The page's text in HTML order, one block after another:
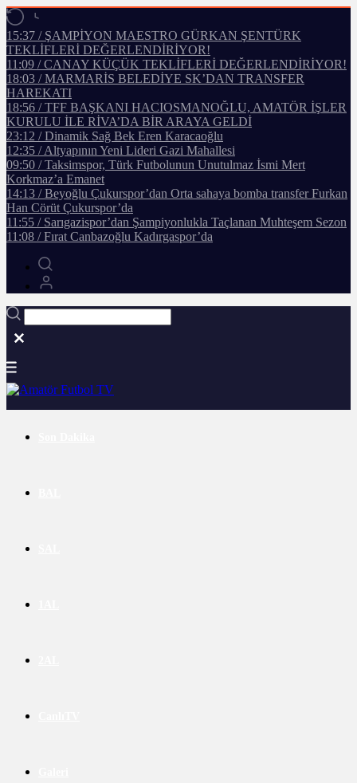
15:37 / ŞAMPİYON MAESTRO GÜRKAN ŞENTÜRK
TEKLİFLERİ DEĞERLENDİRİYOR!
11:09 / CANAY KÜÇÜK TEKLİFLERİ DEĞERLENDİRİYOR!
18:03 / MARMARİS BELEDİYE SK’DAN TRANSFER
HAREKATI
18:56 / TFF BAŞKANI HACIOSMANOĞLU, AMATÖR İŞLER
KURULU İLE RİVA’DA BİR ARAYA GELDİ
23:12 / Dinamik Sağ Bek Eren Karacaoğlu
12:35 / Altyapının Yeni Lideri Gazi Mahallesi
09:50 / Taksimspor, Türk Futbolunun Unutulmaz İsmi Mert
Korkmaz’a Emanet
14:13 / Beyoğlu Çukurspor’dan Orta sahaya bomba transfer Furkan
Han Cörüt Çukurspor’da
11:55 / Sarıgazispor’dan Şampiyonlukla Taçlanan Muhteşem Sezon
11:08 / Fırat Canbazoğlu Kadırgaspor’da